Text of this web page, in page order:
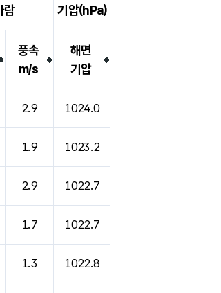
람 기압(hPa)
풍속
m/s
해면
기압
2.9 1024.0
1.9 1023.2
2.9 1022.7
1.7 1022.7
1.3 1022.8